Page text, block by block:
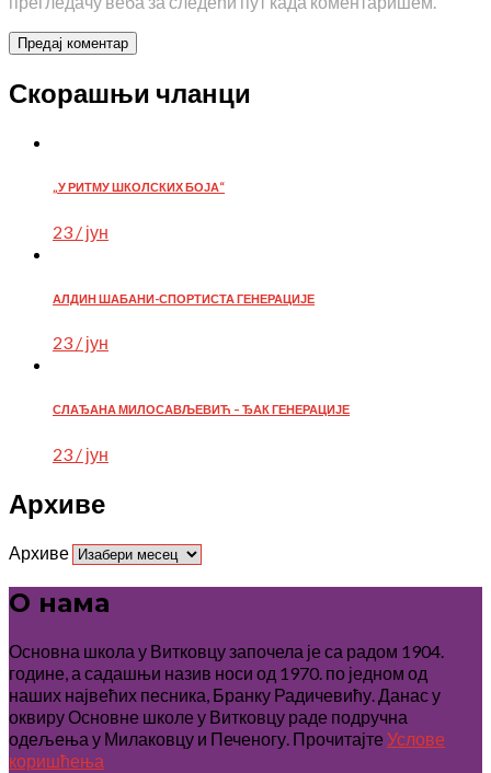
Скорашњи чланци
„У РИТМУ ШКОЛСКИХ БОЈА“
23 / јун
АЛДИН ШАБАНИ-СПОРТИСТА ГЕНЕРАЦИЈЕ
23 / јун
СЛАЂАНА МИЛОСАВЉЕВИЋ – ЂАК ГЕНЕРАЦИЈЕ
23 / јун
Архиве
Архиве
О нама
Основна школа у Витковцу започела је са радом 1904.
године, а садашњи назив носи од 1970. по једном од
наших највећих песника, Бранку Радичевићу. Данас у
оквиру Основне школе у Витковцу раде подручна
одељења у Милаковцу и Печеногу. Прочитајте Услове
коришћења